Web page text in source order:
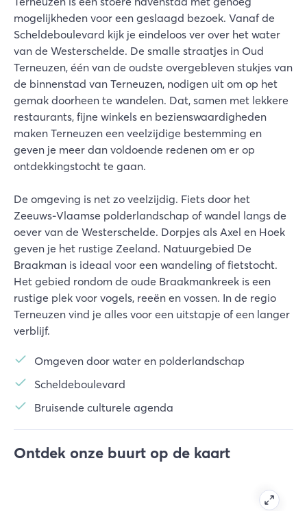
mogelijkheden voor een geslaagd bezoek. Vanaf de
Scheldeboulevard kijk je eindeloos ver over het water
van de Westerschelde. De smalle straatjes in Oud
Terneuzen, één van de oudste overgebleven stukjes van
de binnenstad van Terneuzen, nodigen uit om op het
gemak doorheen te wandelen. Dat, samen met lekkere
restaurants, fijne winkels en bezienswaardigheden
maken Terneuzen een veelzijdige bestemming en
geven je meer dan voldoende redenen om er op
ontdekkingstocht te gaan.
De omgeving is net zo veelzijdig. Fiets door het
Zeeuws-Vlaamse polderlandschap of wandel langs de
oever van de Westerschelde. Dorpjes als Axel en Hoek
geven je het rustige Zeeland. Natuurgebied De
Braakman is ideaal voor een wandeling of fietstocht.
Het gebied rondom de oude Braakmankreek is een
rustige plek voor vogels, reeën en vossen. In de regio
Terneuzen vind je alles voor een uitstapje of een langer
verblijf.
Omgeven door water en polderlandschap
Scheldeboulevard
Bruisende culturele agenda
Ontdek onze buurt op de kaart